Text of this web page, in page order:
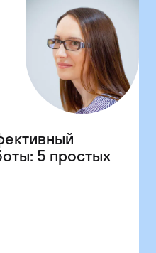
5 простых
компании,
день из
отдела